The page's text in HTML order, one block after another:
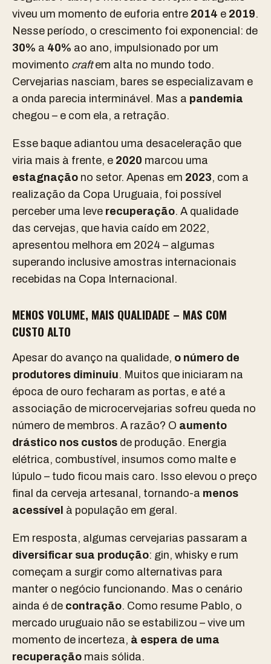
viveu um momento de euforia entre 2014 e 2019.
Nesse período, o crescimento foi exponencial: de
30% a 40% ao ano, impulsionado por um
movimento craftem alta no mundo todo.
Cervejarias nasciam, bares se especializavam e
a onda parecia interminável. Mas a pandemia
chegou – e com ela, a retração.
Esse baque adiantou uma desaceleração que
viria mais à frente, e 2020 marcou uma
estagnação no setor. Apenas em 2023, com a
realização da Copa Uruguaia, foi possível
perceber uma leve recuperação. A qualidade
das cervejas, que havia caído em 2022,
apresentou melhora em 2024 – algumas
superando inclusive amostras internacionais
recebidas na Copa Internacional.
MENOS VOLUME, MAIS QUALIDADE – MAS COM
CUSTO ALTO
Apesar do avanço na qualidade, o número de
produtores diminuiu. Muitos que iniciaram na
época de ouro fecharam as portas, e até a
associação de microcervejarias sofreu queda no
número de membros. A razão? O aumento
drástico nos custos de produção. Energia
elétrica, combustível, insumos como malte e
lúpulo – tudo ficou mais caro. Isso elevou o preço
final da cerveja artesanal, tornando-a menos
acessível à população em geral.
Em resposta, algumas cervejarias passaram a
diversificar sua produção: gin, whisky e rum
começam a surgir como alternativas para
manter o negócio funcionando. Mas o cenário
ainda é de contração. Como resume Pablo, o
mercado uruguaio não se estabilizou – vive um
momento de incerteza, à espera de uma
recuperação mais sólida.